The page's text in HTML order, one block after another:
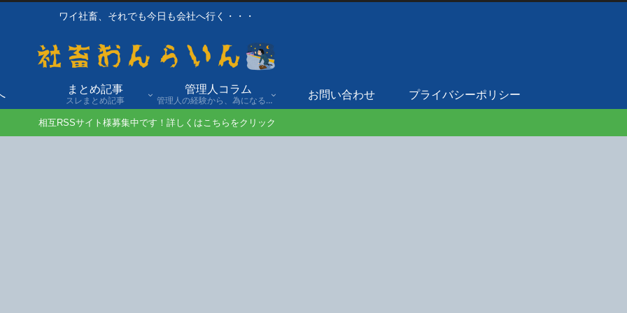
ワイ社畜、それでも今日も会社へ行く・・・
まとめ記事
スレまとめ記事
管理人コラム
管理人の経験から、為になる話や自身の経験談を発信。
お問い合わせ プライバシーポリシー
相互RSSサイト様募集中です！詳しくはこちらをクリック